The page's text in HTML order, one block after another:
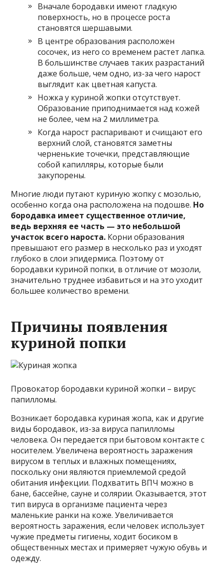
Вначале бородавки имеют гладкую
поверхность, но в процессе роста
становятся шершавыми.
В центре образования расположен
сосочек, из него со временем растет лапка.
В большинстве случаев таких разрастаний
даже больше, чем одно, из-за чего нарост
выглядит как цветная капуста.
Ножка у куриной жопки отсутствует.
Образование приподнимается над кожей
не более, чем на 2 миллиметра.
Когда нарост распаривают и счищают его
верхний слой, становятся заметны
черненькие точечки, представляющие
собой капилляры, которые были
закупорены.
Многие люди путают куриную жопку с мозолью,
особенно когда она расположена на подошве. Но
бородавка имеет существенное отличие,
ведь верхняя ее часть — это небольшой
участок всего нароста. Корни образования
превышают его размер в несколько раз и уходят
глубоко в слои эпидермиса. Поэтому от
бородавки куриной попки, в отличие от мозоли,
значительно труднее избавиться и на это уходит
большее количество времени.
Причины появления
куриной попки
Провокатор бородавки куриной жопки – вирус
папилломы.
Возникает бородавка куриная жопа, как и другие
виды бородавок, из-за вируса папилломы
человека. Он передается при бытовом контакте с
носителем. Увеличена вероятность заражения
вирусом в теплых и влажных помещениях,
поскольку они являются приемлемой средой
обитания инфекции. Подхватить ВПЧ можно в
бане, бассейне, сауне и солярии. Оказывается, этот
тип вируса в организме пациента через
маленькие ранки на коже. Увеличивается
вероятность заражения, если человек использует
чужие предметы гигиены, ходит босиком в
общественных местах и примеряет чужую обувь и
одежду.